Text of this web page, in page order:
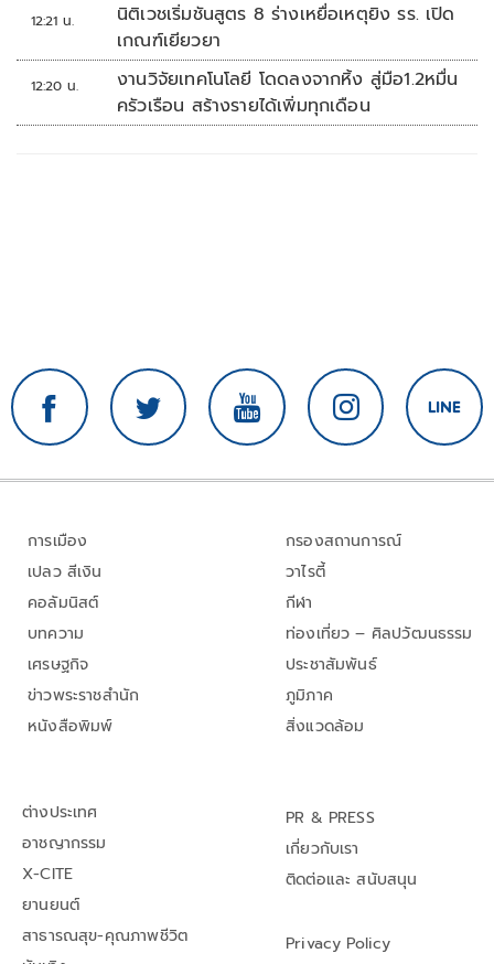
12:21 น.
นิติเวชเริ่มชันสูตร 8 ร่างเหยื่อเหตุยิง รร. เปิด
เกณฑ์เยียวยา
12:20 น.
งานวิจัยเทคโนโลยี โดดลงจากหิ้ง สู่มือ1.2หมื่น
ครัวเรือน สร้างรายได้เพิ่มทุกเดือน
การเมือง
เปลว สีเงิน
คอลัมนิสต์
บทความ
เศรษฐกิจ
ข่าวพระราชสำนัก
หนังสือพิมพ์
กรองสถานการณ์
วาไรตี้
กีฬา
ท่องเที่ยว – ศิลปวัฒนธรรม
ประชาสัมพันธ์
ภูมิภาค
สิ่งแวดล้อม
ต่างประเทศ
อาชญากรรม
X-CITE
ยานยนต์
สาธารณสุข-คุณภาพชีวิต
PR & PRESS
เกี่ยวกับเรา
ติดต่อและ สนับสนุน
Privacy Policy